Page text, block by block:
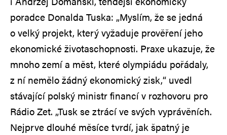
poradce Donalda Tuska: „Myslím, že se jedná
o velký projekt, který vyžaduje prověření jeho
ekonomické životaschopnosti. Praxe ukazuje, že
mnoho zemí a měst, které olympiádu pořádaly,
z ní nemělo žádný ekonomický zisk,“ uvedl
stávající polský ministr financí v rozhovoru pro
Rádio Zet. „Tusk se ztrácí ve svých vyprávěních.
Nejprve dlouhé měsíce tvrdí, jak špatný je